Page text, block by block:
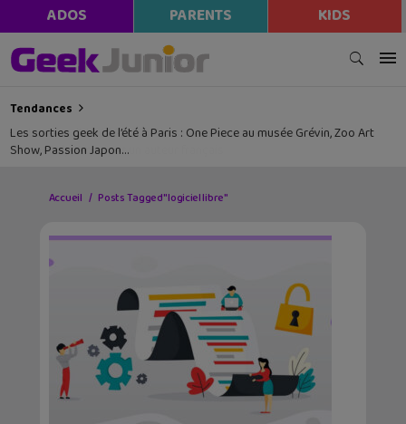
ADOS PARENTS KIDS
Tendances
Les sorties geek de l’été à Paris : One Piece au musée Grévin, Zoo Art
Show, Passion Japon…
Accueil Posts Tagged "logiciel libre"